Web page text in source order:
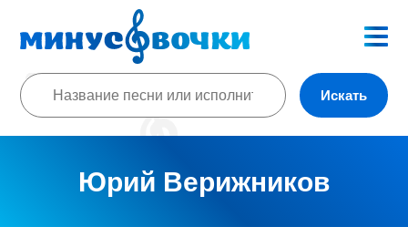
Искать
Юрий Верижников